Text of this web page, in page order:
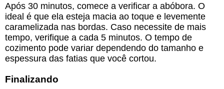
Após 30 minutos, comece a verificar a abóbora. O
ideal é que ela esteja macia ao toque e levemente
caramelizada nas bordas. Caso necessite de mais
tempo, verifique a cada 5 minutos. O tempo de
cozimento pode variar dependendo do tamanho e
espessura das fatias que você cortou.
Finalizando